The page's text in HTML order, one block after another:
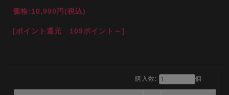
価格:10,990円(税込)
[ポイント還元 109ポイント～]
購入数: 個